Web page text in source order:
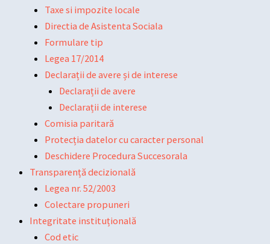
Taxe si impozite locale
Directia de Asistenta Sociala
Formulare tip
Legea 17/2014
Declarații de avere și de interese
Declarații de avere
Declarații de interese
Comisia paritară
Protecția datelor cu caracter personal
Deschidere Procedura Succesorala
Transparență decizională
Legea nr. 52/2003
Colectare propuneri
Integritate instituțională
Cod etic